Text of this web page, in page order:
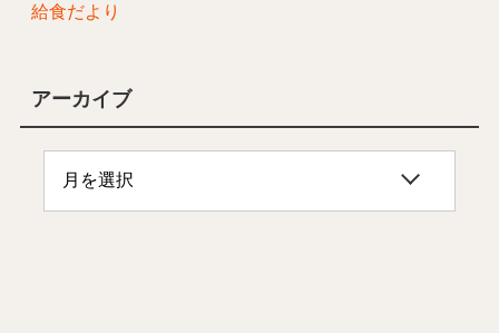
給食だより
アーカイブ